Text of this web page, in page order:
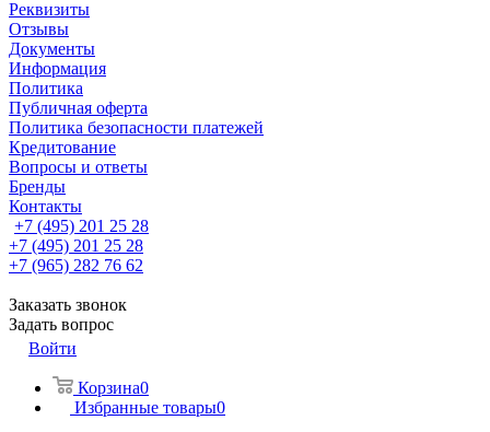
Реквизиты
Отзывы
Документы
Информация
Политика
Публичная оферта
Политика безопасности платежей
Кредитование
Вопросы и ответы
Бренды
Контакты
+7 (495) 201 25 28
+7 (495) 201 25 28
+7 (965) 282 76 62
Заказать звонок
Задать вопрос
Войти
Корзина0
Избранные товары0